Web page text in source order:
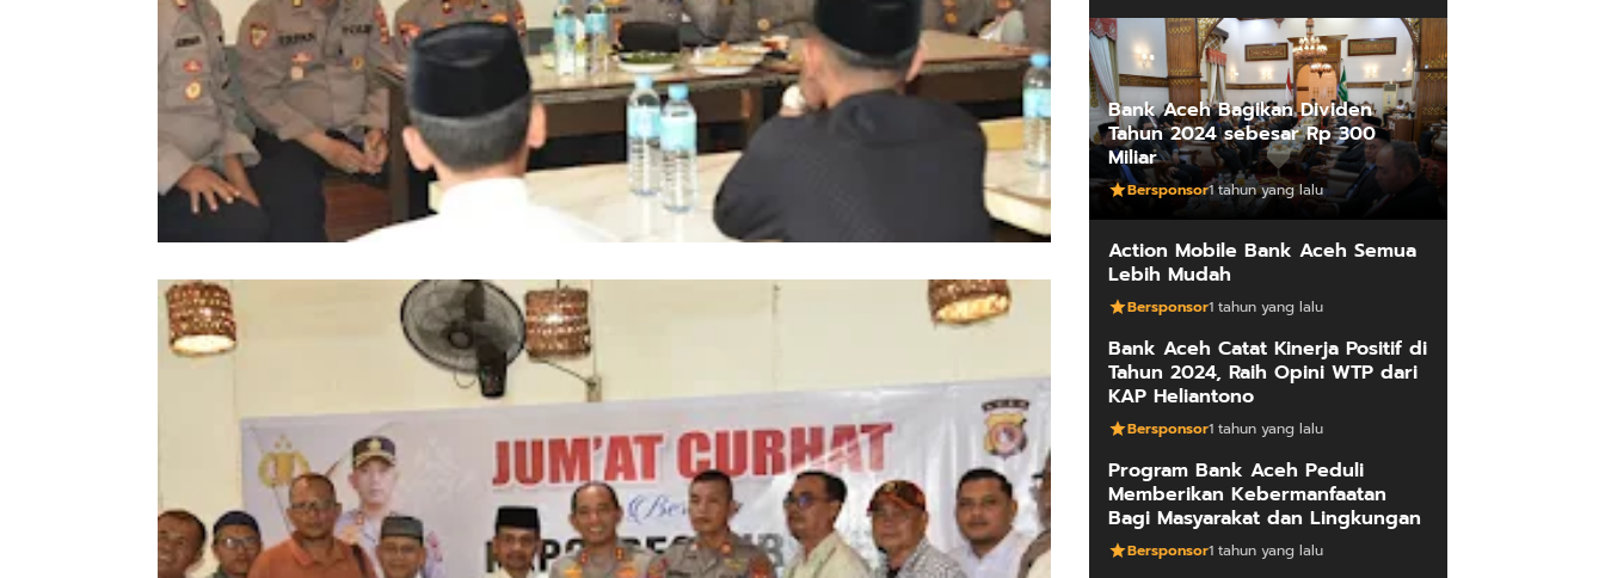
Bank Aceh Bagikan Dividen
Tahun 2024 sebesar Rp 300
Miliar
Bersponsor1 tahun yang lalu
Action Mobile Bank Aceh Semua
Lebih Mudah
Bersponsor1 tahun yang lalu
Bank Aceh Catat Kinerja Positif di
Tahun 2024, Raih Opini WTP dari
KAP Heliantono
Bersponsor1 tahun yang lalu
Program Bank Aceh Peduli
Memberikan Kebermanfaatan
Bagi Masyarakat dan Lingkungan
Bersponsor1 tahun yang lalu